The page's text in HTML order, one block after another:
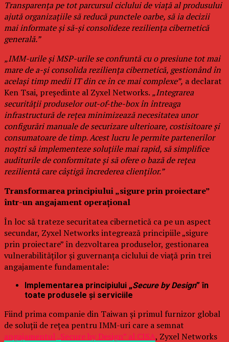
Transparența pe tot parcursul ciclului de viață al produsului
ajută organizațiile să reducă punctele oarbe, să ia decizii
mai informate și să-și consolideze reziliența cibernetică
generală.”
„IMM-urile și MSP-urile se confruntă cu o presiune tot mai
mare de a-și consolida reziliența cibernetică, gestionând în
același timp medii IT din ce în ce mai complexe”, a declarat
Ken Tsai, președinte al Zyxel Networks. „Integrarea
securității produselor out-of-the-box în întreaga
infrastructură de rețea minimizează necesitatea unor
configurări manuale de securizare ulterioare, costisitoare și
consumatoare de timp. Acest lucru le permite partenerilor
noștri să implementeze soluțiile mai rapid, să simplifice
auditurile de conformitate și să ofere o bază de rețea
rezilientă care câștigă încrederea clienților.”
Transformarea principiului „sigure prin proiectare”
într-un angajament operațional
În loc să trateze securitatea cibernetică ca pe un aspect
secundar, Zyxel Networks integrează principiile „sigure
prin proiectare” în dezvoltarea produselor, gestionarea
vulnerabilităților și guvernanța ciclului de viață prin trei
angajamente fundamentale:
Implementarea principiului „Secure by Design” în
toate produsele și serviciile
Fiind prima companie din Taiwan și primul furnizor global
de soluții de rețea pentru IMM-uri care a semnat
angajamentul „Secure by Design” al CISA, Zyxel Networks